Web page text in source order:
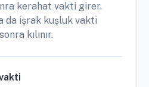
kerahat vakti girer.
da işrak kuşluk vakti
kılınır.